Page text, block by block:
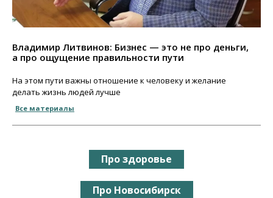
Владимир Литвинов: Бизнес — это не про деньги,
а про ощущение правильности пути
На этом пути важны отношение к человеку и желание
делать жизнь людей лучше
Все материалы
Про здоровье
Про Новосибирск